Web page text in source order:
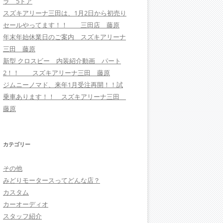
スズキアリーナ三田は、1月2日から初売り
セールやってます！！ 三田店 藤原
年末年始休業日のご案内 スズキアリーナ
三田 藤原
新型 クロスビー 内装紹介動画 パート
2！！ スズキアリーナ三田 藤原
ジムニーノマド、来年1月受注再開！！試
乗車あります！！ スズキアリーナ三田
藤原
カテゴリー
その他
みどりモータースってどんな店？
カスタム
カーオーディオ
スタッフ紹介